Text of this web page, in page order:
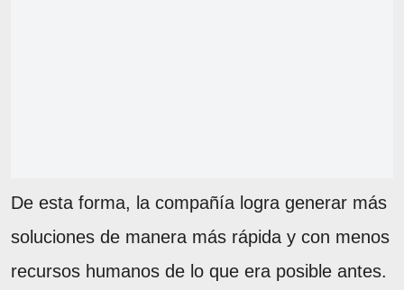
De esta forma, la compañía logra generar más
soluciones de manera más rápida y con menos
recursos humanos de lo que era posible antes.